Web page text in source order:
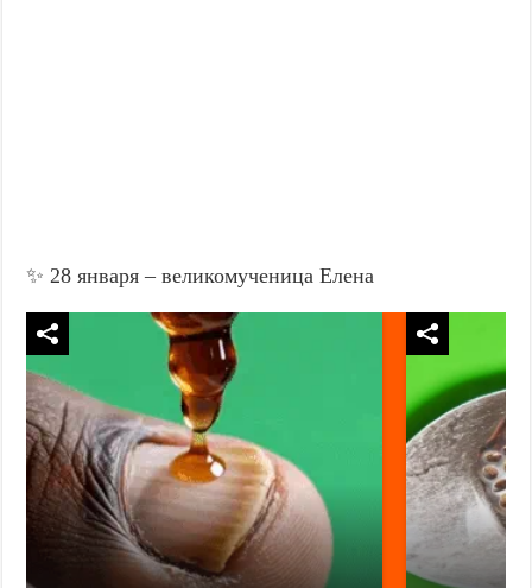
✨ 28 января – великомученица Елена